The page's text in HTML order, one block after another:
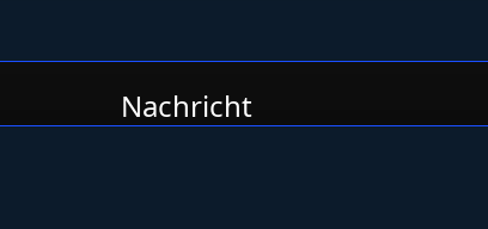
Nachricht